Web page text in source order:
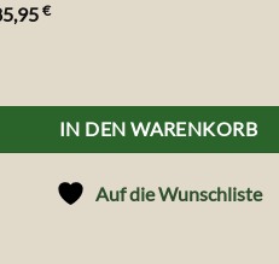
€
IN DEN WARENKORB
Auf die Wunschliste